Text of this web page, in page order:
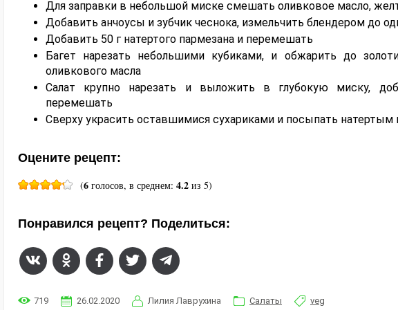
Для заправки в небольшой миске смешать оливковое масло,
Добавить анчоусы и зубчик чеснока, измельчить блендером до
Добавить 50 г натертого пармезана и перемешать
Багет нарезать небольшими кубиками, и обжарить до
оливкового масла
Салат крупно нарезать и выложить в глубокую миску,
перемешать
Сверху украсить оставшимися сухариками и посыпать натертым
Оцените рецепт:
(6 голосов, в среднем: 4.2 из 5)
Понравился рецепт? Поделиться:
719 26.02.2020 Лилия Лаврухина Салаты veg